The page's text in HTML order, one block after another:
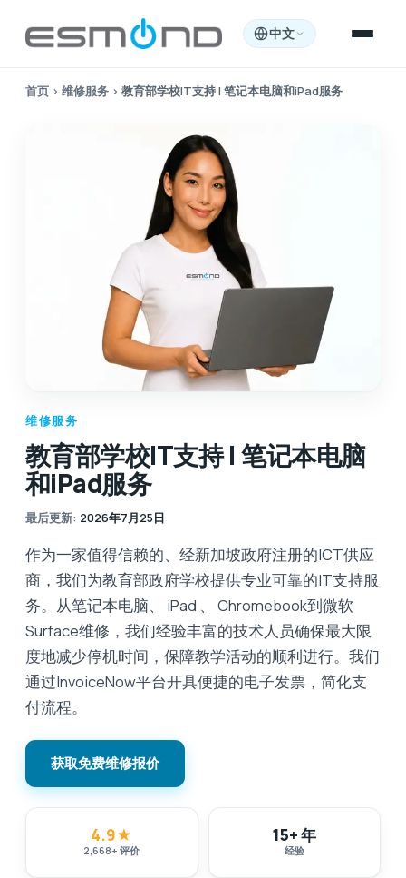
中文
首页 › 维修服务 › 教育部学校IT支持 | 笔记本电脑和iPad服务
维修服务
教育部学校IT支持 | 笔记本电脑
和iPad服务
最后更新: 2026年7月25日
作为一家值得信赖的、经新加坡政府注册的ICT供应
商，我们为教育部政府学校提供专业可靠的IT支持服
务。从笔记本电脑、 iPad 、 Chromebook到微软
Surface维修，我们经验丰富的技术人员确保最大限
度地减少停机时间，保障教学活动的顺利进行。我们
通过InvoiceNow平台开具便捷的电子发票，简化支
付流程。
获取免费维修报价
4.9★
2,668+评价
15+ 年
经验